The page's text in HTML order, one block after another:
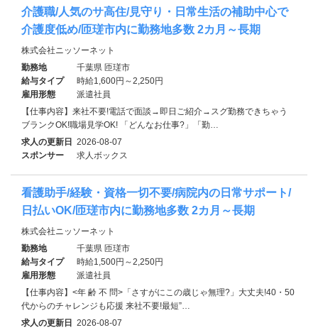
介護職/人気のサ高住/見守り・日常生活の補助中心で
介護度低め/匝瑳市内に勤務地多数 2カ月～長期
株式会社ニッソーネット
勤務地
千葉県 匝瑳市
給与タイプ
時給1,600円～2,250円
雇用形態
派遣社員
【仕事内容】来社不要!電話で面談→即日ご紹介→スグ勤務できちゃう
ブランクOK!職場見学OK! 「どんなお仕事?」「勤…
求人の更新日 2026-08-07
スポンサー
求人ボックス
看護助手/経験・資格一切不要/病院内の日常サポート/
日払いOK/匝瑳市内に勤務地多数 2カ月～長期
株式会社ニッソーネット
勤務地
千葉県 匝瑳市
給与タイプ
時給1,500円～2,250円
雇用形態
派遣社員
【仕事内容】<年 齢 不 問>「さすがにこの歳じゃ無理?」大丈夫!40・50
代からのチャレンジも応援 来社不要!最短”…
求人の更新日 2026-08-07